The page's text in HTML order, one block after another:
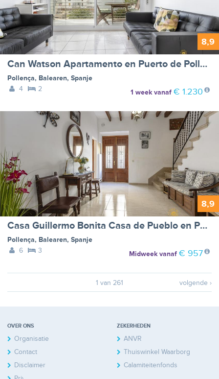
8,9
Can Watson Apartamento en Puerto de Pollensa
Pollença, Balearen, Spanje
4
2 1 weekvanaf € 1.230
8,9
Casa Guillermo Bonita Casa de Pueblo en Pollensa
Pollença, Balearen, Spanje
6
3 Midweekvanaf € 957
1 van 261 volgende ›
OVER ONS
Organisatie
Contact
Disclaimer
ZEKERHEDEN
ANVR
Thuiswinkel Waarborg
Calamiteitenfonds